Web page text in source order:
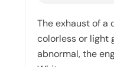
The exhaust of a
colorless or light
abnormal, the